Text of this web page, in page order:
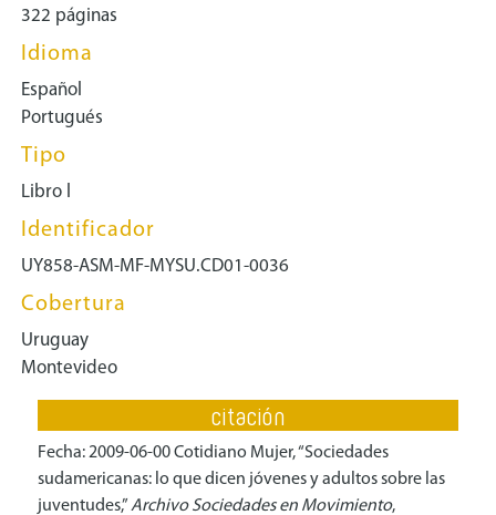
322 páginas
Idioma
Español
Portugués
Tipo
Libro l
Identificador
UY858-ASM-MF-MYSU.CD01-0036
Cobertura
Uruguay
Montevideo
citación
Fecha: 2009-06-00 Cotidiano Mujer, “Sociedades
sudamericanas: lo que dicen jóvenes y adultos sobre las
juventudes,”Archivo Sociedades en Movimiento,